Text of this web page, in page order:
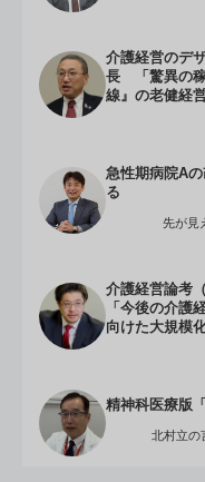
介護経営のデ
長 「驚異の稼
線』の老健経営
急性期病院A
る
先が見
介護経営論考
「今後の介護
向けた大規模
精神科医療版
北村立の